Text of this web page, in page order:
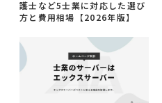
護士など5士業に対応した選び
方と費用相場【2026年版】